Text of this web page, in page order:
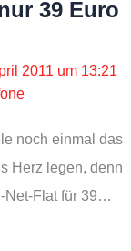
39 Euro
2011 um 13:21
noch einmal das
Herz legen, denn
Net-Flat für 39…